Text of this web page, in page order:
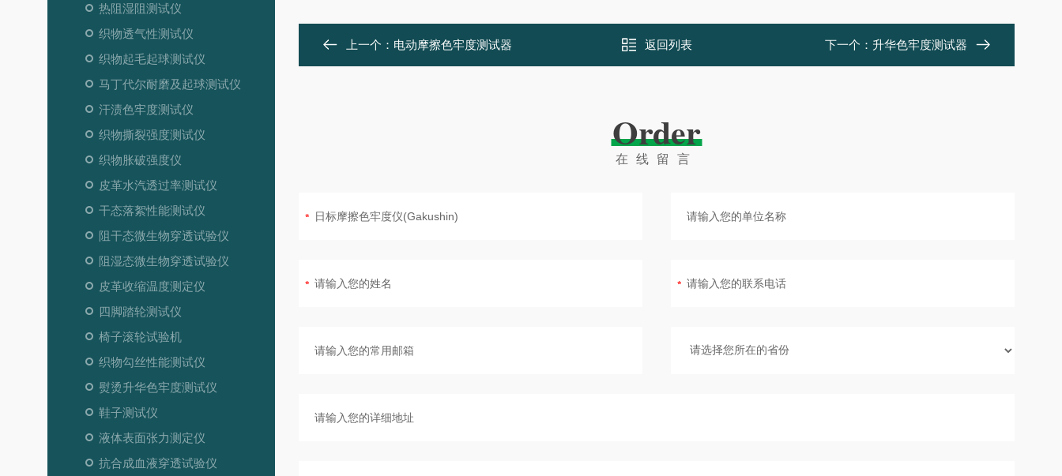
热阻湿阻测试仪
织物透气性测试仪
织物起毛起球测试仪
马丁代尔耐磨及起球测试仪
汗渍色牢度测试仪
织物撕裂强度测试仪
织物胀破强度仪
皮革水汽透过率测试仪
干态落絮性能测试仪
阻干态微生物穿透试验仪
阻湿态微生物穿透试验仪
皮革收缩温度测定仪
四脚踏轮测试仪
椅子滚轮试验机
织物勾丝性能测试仪
熨烫升华色牢度测试仪
鞋子测试仪
液体表面张力测定仪
抗合成血液穿透试验仪
上一个： 电动摩擦色牢度测试器 返回列表 下一个： 升华色牢度测试器
Order
在线留言